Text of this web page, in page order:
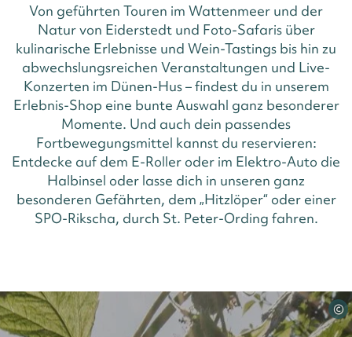
Von geführten Touren im Wattenmeer und der
Natur von Eiderstedt und Foto-Safaris über
kulinarische Erlebnisse und Wein-Tastings bis hin zu
abwechslungsreichen Veranstaltungen und Live-
Konzerten im Dünen-Hus – findest du in unserem
Erlebnis-Shop eine bunte Auswahl ganz besonderer
Momente. Und auch dein passendes
Fortbewegungsmittel kannst du reservieren:
Entdecke auf dem E-Roller oder im Elektro-Auto die
Halbinsel oder lasse dich in unseren ganz
besonderen Gefährten, dem „Hitzlöper“ oder einer
SPO-Rikscha, durch St. Peter-Ording fahren.
©